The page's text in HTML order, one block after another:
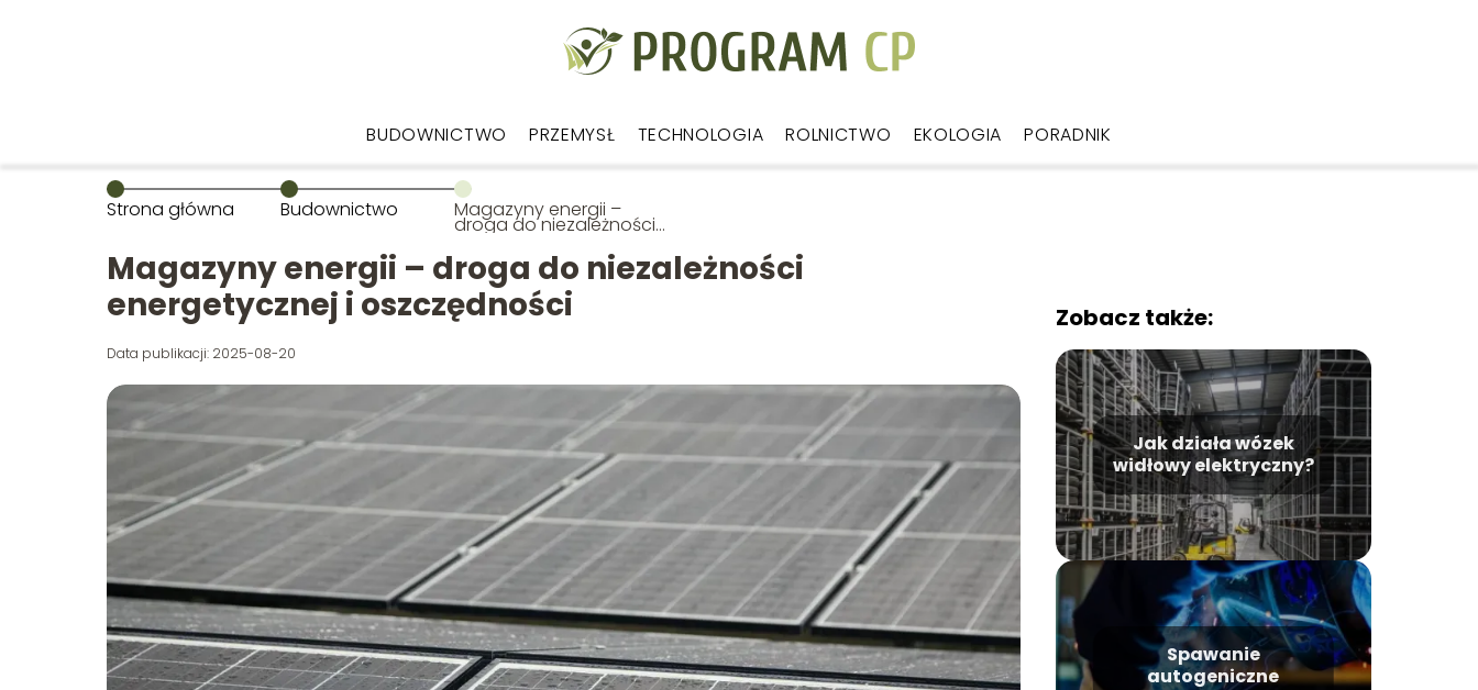
BUDOWNICTWO PRZEMYSŁ TECHNOLOGIA ROLNICTWO EKOLOGIA PORADNIK
Strona główna Budownictwo Magazyny energii –
droga do niezależności
energetycznej i
oszczędności
Magazyny energii – droga do niezależności
energetycznej i oszczędności
Data publikacji: 2025-08-20
Zobacz także:
Jak działa wózek
widłowy elektryczny?
Spawanie
autogeniczne